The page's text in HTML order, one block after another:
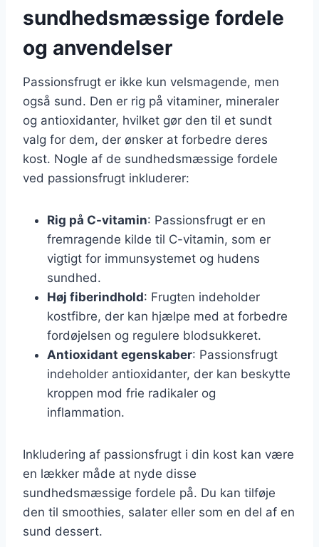
sundhedsmæssige fordele
og anvendelser
Passionsfrugt er ikke kun velsmagende, men
også sund. Den er rig på vitaminer, mineraler
og antioxidanter, hvilket gør den til et sundt
valg for dem, der ønsker at forbedre deres
kost. Nogle af de sundhedsmæssige fordele
ved passionsfrugt inkluderer:
Rig på C-vitamin: Passionsfrugt er en
fremragende kilde til C-vitamin, som er
vigtigt for immunsystemet og hudens
sundhed.
Høj fiberindhold: Frugten indeholder
kostfibre, der kan hjælpe med at forbedre
fordøjelsen og regulere blodsukkeret.
Antioxidant egenskaber: Passionsfrugt
indeholder antioxidanter, der kan beskytte
kroppen mod frie radikaler og
inflammation.
Inkludering af passionsfrugt i din kost kan være
en lækker måde at nyde disse
sundhedsmæssige fordele på. Du kan tilføje
den til smoothies, salater eller som en del af en
sund dessert.